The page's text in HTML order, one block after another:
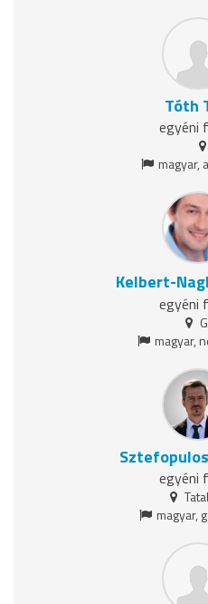
Tóth
egyéni
magyar,
Kelbert-
egyéni
magyar,
egyéni
magyar,